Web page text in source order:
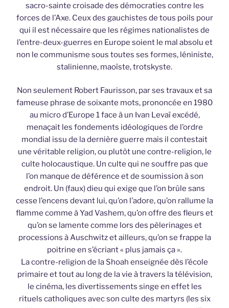
sacro-sainte croisade des démocraties contre les
forces de l’Axe. Ceux des gauchistes de tous poils pour
qui il est nécessaire que les régimes nationalistes de
l’entre-deux-guerres en Europe soient le mal absolu et
non le communisme sous toutes ses formes, léniniste,
stalinienne, maoïste, trotskyste.
Non seulement Robert Faurisson, par ses travaux et sa
fameuse phrase de soixante mots, prononcée en 1980
au micro d’Europe 1 face à un Ivan Levaï excédé,
menaçait les fondements idéologiques de l’ordre
mondial issu de la dernière guerre mais il contestait
une véritable religion, ou plutôt une contre-religion, le
culte holocaustique. Un culte qui ne souffre pas que
l’on manque de déférence et de soumission à son
endroit. Un (faux) dieu qui exige que l’on brûle sans
cesse l’encens devant lui, qu’on l’adore, qu’on rallume la
flamme comme à Yad Vashem, qu’on offre des fleurs et
qu’on se lamente comme lors des pèlerinages et
processions à Auschwitz et ailleurs, qu’on se frappe la
poitrine en s’écriant « plus jamais ça ».
La contre-religion de la Shoah enseignée dès l’école
primaire et tout au long de la vie à travers la télévision,
le cinéma, les divertissements singe en effet les
rituels catholiques avec son culte des martyrs (les six